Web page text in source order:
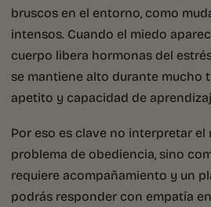
bruscos en el entorno, como
intensos. Cuando el miedo
cuerpo libera hormonas del
se mantiene alto durante mucho
apetito y capacidad de
Por eso es clave no interpretar el
problema de obediencia, sino
requiere acompañamiento y un
podrás responder con empatía